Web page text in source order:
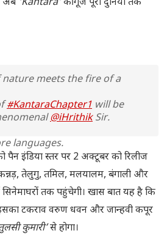
अब ‘Kantara’की गूंज पूरी दुनिया तक
meets the fire of a
#KantaraChapter1 will be
@iHrithikSir.
languages.
will now echo across the
#KantaraChapter1Trailerdrops
IGOWv7CmlK
September 20,
पैन इंडिया स्तर पर 2 अक्टूबर को रिलीज
कन्नड़, तेलुगु, तमिल, मलयालम, बंगाली और
तक पहुंचेगी। खास बात यह है कि
टकराव वरुण धवन और जान्हवी कपूर
कुमारी’से होगा।